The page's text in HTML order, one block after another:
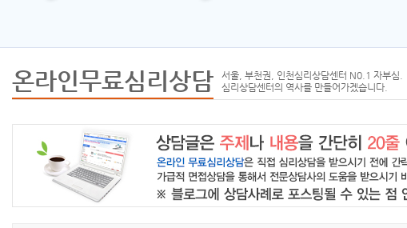
온라인무료심리상담
서울, 부천권, 인천심리상담센터 N0.1 자부심.
심리상담센터의 역사를 만들어가겠습니다.